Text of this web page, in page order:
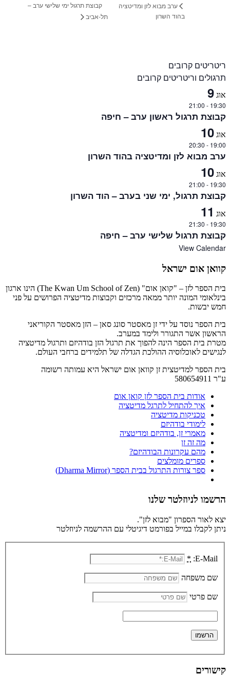
ערב מבוא לזן ומדיטציה
בהוד השרון
קבוצת תרגול ימי שלישי ערב –
תל-אביב
ריטריטים קרובים
תרגולים וריטריטים קרובים
אוג 9
19:30
-
21:00
קבוצת תרגול ראשון ערב – חיפה
אוג 10
19:00
-
20:30
ערב מבוא לזן ומדיטציה בהוד השרון
אוג 10
19:30
-
21:00
קבוצת תרגול, ימי שני בערב – הוד השרון
אוג 11
19:30
-
21:30
קבוצת תרגול שלישי ערב – חיפה
View Calendar
קוואן אום ישראל
בית הספר לזן – "קואן אום" (The Kwan Um School of Zen) הינו ארגון
בינלאומי המונה יותר ממאה מרכזים וקבוצות מדיטציה הפרושים על פני
חמש יבשות.
בית הספר נוסד על ידי זן מאסטר סונג סאן – הזן מאסטר הקוריאני
הראשון אשר התגורר ולימד במערב.
מטרת בית הספר הינה להפוך את תרגול הזן בודהיזם ותרגול מדיטציה
לנגישים לאוכלוסיה ההולכת הגדלה של תלמידים ברחבי העולם.
בית הספר למדיטצית זן קוואן אום ישראל היא עמותה רשומה
ע"ר 580654911
אודות בית הספר לזן קואן אום
איך להתחיל לתרגל מדיטציה
טכניקות מדיטציה
לימודי בודהיזם
מאמרי זן, בודהיזם ומדיטציה
מה זה זן
מהם עקרונות הבודהיזם?
ספרים מומלצים
ספר צורות התרגול בבית הספר (Dharma Mirror)
הרשמו לניוזלטר שלנו
יצא לאור הספרון "מבוא לזן".
ניתן לקבלו במייל בפורמט דיגיטלי עם ההרשמה לניוזלטר
E-Mail:
*
שם משפחה
שם פרטי
קישורים